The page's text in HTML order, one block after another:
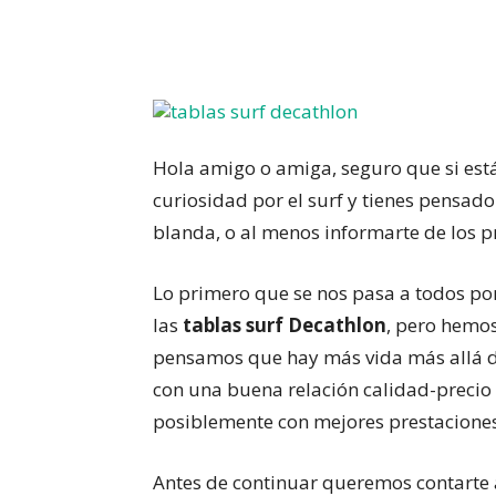
Hola amigo o amiga, seguro que si
curiosidad por el surf y tienes
blanda, o al menos informarte de los
Lo primero que se nos pasa a todos
las tablas surf Decathlon, pero
pensamos que hay más vida más allá
con una buena relación calidad-
posiblemente con mejores
Antes de continuar queremos